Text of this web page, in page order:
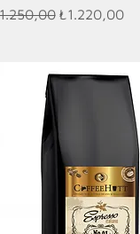
Fiyatİndirimli Fiyat
₺1.220,00